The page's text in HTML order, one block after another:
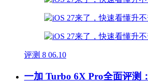
评测 8 06.10
一加 Turbo 6X Pro全面评测